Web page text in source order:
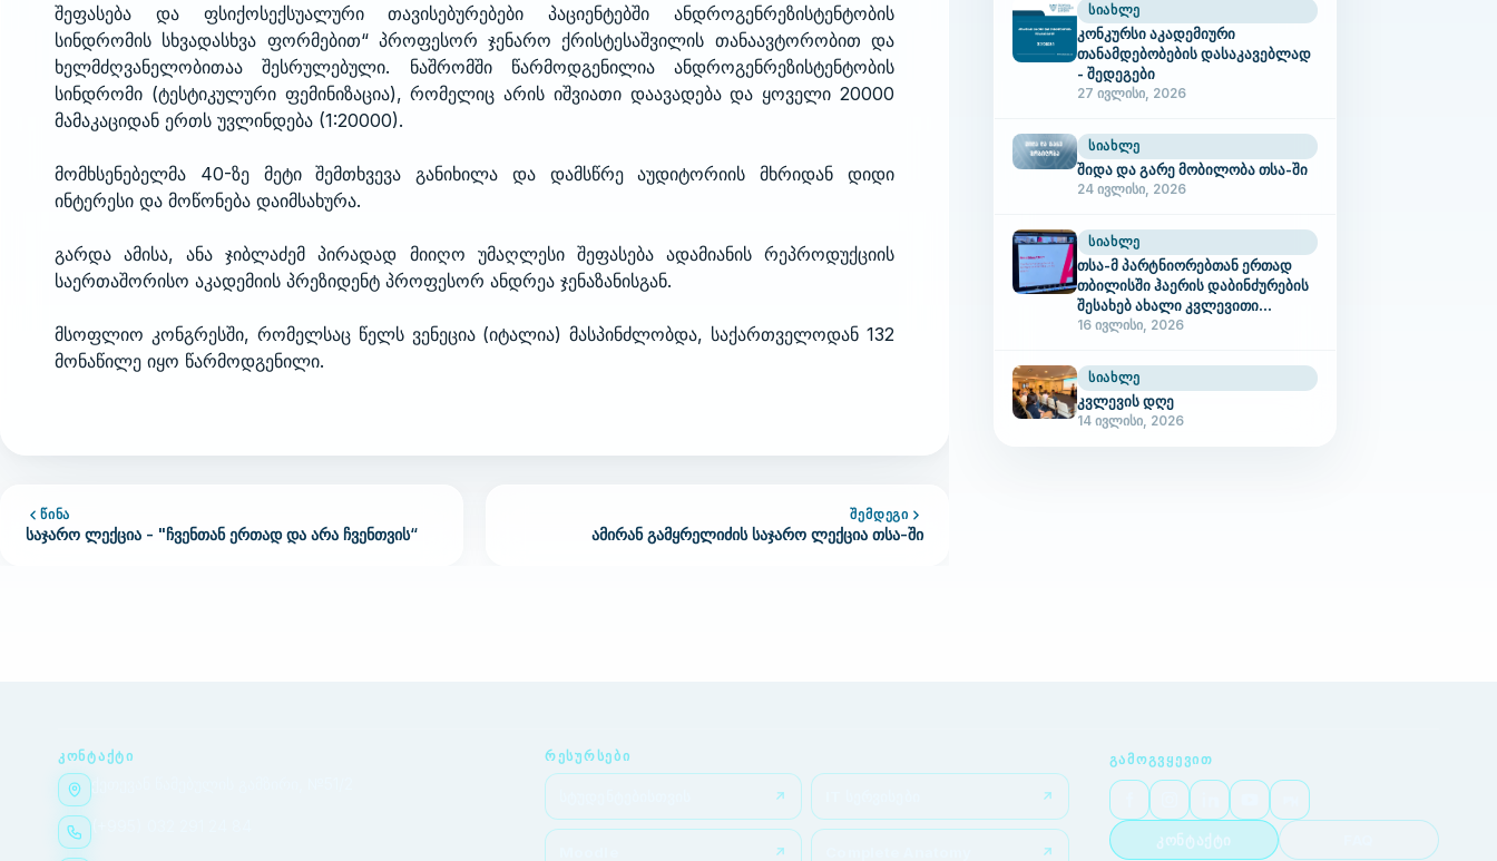
შეფასება და ფსიქოსექსუალური თავისებურებები პაციენტებში ანდროგენრეზისტენტობის
სინდრომის სხვადასხვა ფორმებით“ პროფესორ ჯენარო ქრისტესაშვილის თანაავტორობით და
ხელმძღვანელობითაა შესრულებული. ნაშრომში წარმოდგენილია ანდროგენრეზისტენტობის
სინდრომი (ტესტიკულური ფემინიზაცია), რომელიც არის იშვიათი დაავადება და ყოველი 20000
მამაკაციდან ერთს უვლინდება (1:20000).
მომხსენებელმა 40-ზე მეტი შემთხვევა განიხილა და დამსწრე აუდიტორიის მხრიდან დიდი
ინტერესი და მოწონება დაიმსახურა.
გარდა ამისა, ანა ჯიბლაძემ პირადად მიიღო უმაღლესი შეფასება ადამიანის რეპროდუქციის
საერთაშორისო აკადემიის პრეზიდენტ პროფესორ ანდრეა ჯენაზანისგან.
მსოფლიო კონგრესში, რომელსაც წელს ვენეცია (იტალია) მასპინძლობდა, საქართველოდან 132
მონაწილე იყო წარმოდგენილი.
ᲬᲘᲜᲐ
საჯარო ლექცია - "ჩვენთან ერთად და არა ჩვენთვის“
ᲨᲔᲛᲓᲔᲒᲘ
ამირან გამყრელიძის საჯარო ლექცია თსა-ში
ᲡᲘᲐᲮᲚᲔ
კონკურსი აკადემიური
თანამდებობების დასაკავებლად
- შედეგები
27 ივლისი, 2026
ᲡᲘᲐᲮᲚᲔ
შიდა და გარე მობილობა თსა-ში
24 ივლისი, 2026
ᲡᲘᲐᲮᲚᲔ
თსა-მ პარტნიორებთან ერთად
თბილისში ჰაერის დაბინძურების
შესახებ ახალი კვლევითი
შედეგები წარმოადგინა
16 ივლისი, 2026
ᲡᲘᲐᲮᲚᲔ
კვლევის დღე
14 ივლისი, 2026
ᲙᲝᲜᲢᲐᲥᲢᲘ ᲠᲔᲡᲣᲠᲡᲔᲑᲘ ᲒᲐᲛᲝᲒᲕᲧᲔᲕᲘᲗ
კონტაქტი